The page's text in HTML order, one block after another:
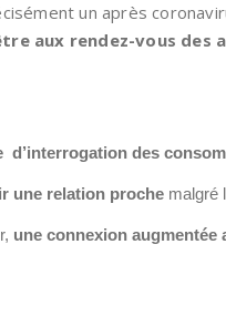
un après
aux rendez-vous des
d’interrogation des
une relation proche malgré
une connexion augmentée